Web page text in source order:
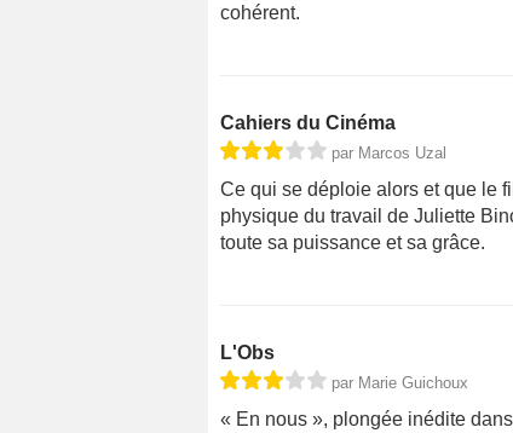
cohérent.
Cahiers du Cinéma
par Marcos Uzal
Ce qui se déploie alors et que le
physique du travail de Juliette
toute sa puissance et sa grâce.
L'Obs
par Marie Guichoux
« En nous », plongée inédite